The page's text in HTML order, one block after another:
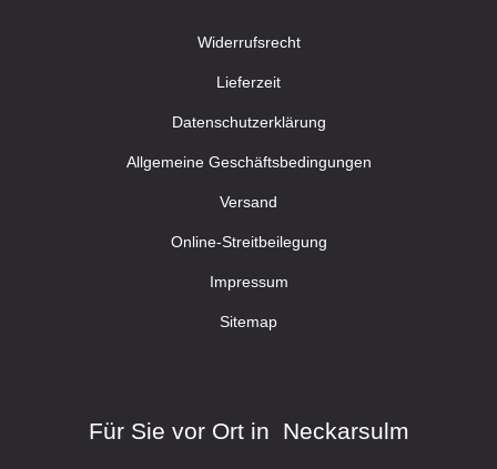
Widerrufsrecht
Lieferzeit
Datenschutzerklärung
Allgemeine Geschäftsbedingungen
Versand
Online-Streitbeilegung
Impressum
Sitemap
Für Sie vor Ort in Neckarsulm